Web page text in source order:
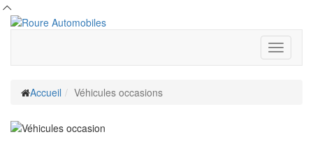
Toggle
Accueil Véhicules occasions